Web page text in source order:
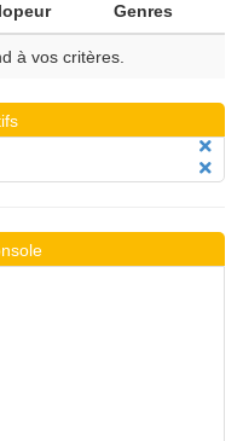
Genres
à vos critères.